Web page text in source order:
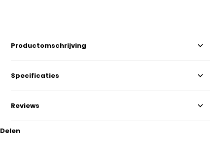
Productomschrijving
Specificaties
Reviews
Delen